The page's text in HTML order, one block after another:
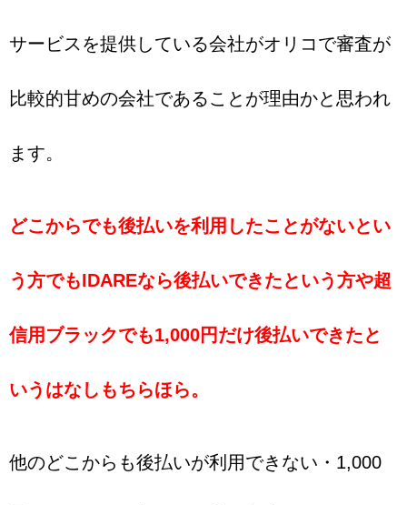
サービスを提供している会社がオリコで審査が
比較的甘めの会社であることが理由かと思われ
ます。
どこからでも後払いを利用したことがないとい
う方でもIDAREなら後払いできたという方や超
信用ブラックでも1,000円だけ後払いできたと
いうはなしもちらほら。
他のどこからも後払いが利用できない・1,000